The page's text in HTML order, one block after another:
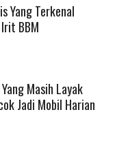
Yang Terkenal
BBM
Masih Layak
Jadi Mobil Harian